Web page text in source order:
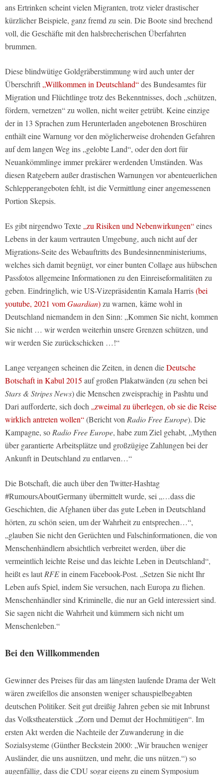
ans Ertrinken scheint vielen Migranten, trotz vieler drastischer
kürzlicher Beispiele, ganz fremd zu sein. Die Boote sind brechend
voll, die Geschäfte mit den halsbrecherischen Überfahrten
brummen.
Diese blindwütige Goldgräberstimmung wird auch unter der
Überschrift „Willkommen in Deutschland“des Bundesamtes für
Migration und Flüchtlinge trotz des Bekenntnisses, doch „schützen,
fördern, vernetzen“ zu wollen, nicht weiter getrübt. Keine einzige
der in 13 Sprachen zum Herunterladen angebotenen Broschüren
enthält eine Warnung vor den möglicherweise drohenden Gefahren
auf dem langen Weg ins „gelobte Land“, oder den dort für
Neuankömmlinge immer prekärer werdenden Umständen. Was
diesen Ratgebern außer drastischen Warnungen vor abenteuerlichen
Schlepperangeboten fehlt, ist die Vermittlung einer angemessenen
Portion Skepsis.
Es gibt nirgendwo Texte „zu Risiken und Nebenwirkungen“eines
Lebens in der kaum vertrauten Umgebung, auch nicht auf der
Migrations-Seite des Webauftritts des Bundesinnenministeriums,
welches sich damit begnügt, vor einer bunten Collage aus hübschen
Passfotos allgemeine Informationen zu den Einreiseformalitäten zu
geben. Eindringlich, wie US-Vizepräsidentin Kamala Harris(bei
youtube, 2021 vomGuardian)zu warnen, käme wohl in
Deutschland niemandem in den Sinn: „Kommen Sie nicht, kommen
Sie nicht … wir werden weiterhin unsere Grenzen schützen, und
wir werden Sie zurückschicken …!“
Lange vergangen scheinen die Zeiten, in denen dieDeutsche
Botschaft in Kabul 2015 auf großen Plakatwänden (zu sehen bei
Stars & Stripes News) die Menschen zweisprachig in Pashtu und
Dari aufforderte, sich doch „zweimal zu überlegen, ob sie die Reise
wirklich antreten wollen“(Bericht von Radio Free Europe). Die
Kampagne, so Radio Free Europe, habe zum Ziel gehabt, „Mythen
über garantierte Arbeitsplätze und großzügige Zahlungen bei der
Ankunft in Deutschland zu entlarven…“
Die Botschaft, die auch über den Twitter-Hashtag
#RumoursAboutGermany übermittelt wurde, sei „…dass die
Geschichten, die Afghanen über das gute Leben in Deutschland
hörten, zu schön seien, um der Wahrheit zu entsprechen…“,
„glauben Sie nicht den Gerüchten und Falschinformationen, die von
Menschenhändlern absichtlich verbreitet werden, über die
vermeintlich leichte Reise und das leichte Leben in Deutschland“,
heißt es laut RFEin einem Facebook-Post. „Setzen Sie nicht Ihr
Leben aufs Spiel, indem Sie versuchen, nach Europa zu fliehen.
Menschenhändler sind Kriminelle, die nur an Geld interessiert sind.
Sie sagen nicht die Wahrheit und kümmern sich nicht um
Menschenleben.“
Bei den Willkommenden
Gewinner des Preises für das am längsten laufende Drama der Welt
wären zweifellos die ansonsten weniger schauspielbegabten
deutschen Politiker. Seit gut dreißig Jahren geben sie mit Inbrunst
das Volkstheaterstück „Zorn und Demut der Hochmütigen“. Im
ersten Akt werden die Nachteile der Zuwanderung in die
Sozialsysteme (Günther Beckstein 2000: „Wir brauchen weniger
Ausländer, die uns ausnützen, und mehr, die uns nützen.“) so
augenfällig, dass die CDU sogar eigens zu einem Symposium